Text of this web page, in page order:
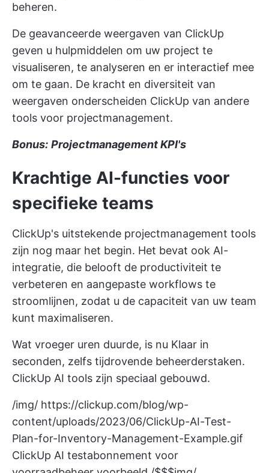
beheren.
De geavanceerde weergaven van ClickUp
geven u hulpmiddelen om uw project te
visualiseren, te analyseren en er interactief mee
om te gaan. De kracht en diversiteit van
weergaven onderscheiden ClickUp van andere
tools voor projectmanagement.
Bonus: Projectmanagement KPI's
Krachtige AI-functies voor
specifieke teams
ClickUp's uitstekende projectmanagement tools
zijn nog maar het begin. Het bevat ook AI-
integratie, die belooft de productiviteit te
verbeteren en aangepaste workflows te
stroomlijnen, zodat u de capaciteit van uw team
kunt maximaliseren.
Wat vroeger uren duurde, is nu Klaar in
seconden, zelfs tijdrovende beheerderstaken.
ClickUp AI tools zijn speciaal gebouwd.
/img/ https://clickup.com/blog/wp-
content/uploads/2023/06/ClickUp-AI-Test-
Plan-for-Inventory-Management-Example.gif
ClickUp AI testabonnement voor